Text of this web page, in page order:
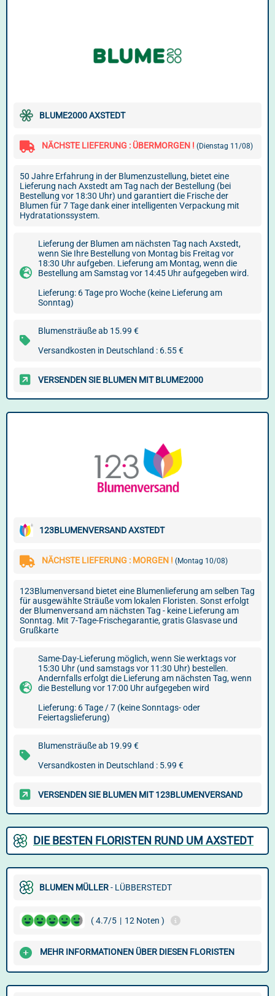
BLUME2000 AXSTEDT
NÄCHSTE LIEFERUNG : ÜBERMORGEN ! (Dienstag 11/08)
50 Jahre Erfahrung in der Blumenzustellung, bietet eine
Lieferung nach Axstedt am Tag nach der Bestellung (bei
Bestellung vor 18:30 Uhr) und garantiert die Frische der
Blumen für 7 Tage dank einer intelligenten Verpackung mit
Hydratationssystem.
Lieferung der Blumen am nächsten Tag nach Axstedt,
wenn Sie Ihre Bestellung von Montag bis Freitag vor
18:30 Uhr aufgeben. Lieferung am Montag, wenn die
Bestellung am Samstag vor 14:45 Uhr aufgegeben wird.
Lieferung: 6 Tage pro Woche (keine Lieferung am
Sonntag)
Blumensträuße ab 15.99 €
Versandkosten in Deutschland : 6.55 €
VERSENDEN SIE BLUMEN MIT BLUME2000
123BLUMENVERSAND AXSTEDT
NÄCHSTE LIEFERUNG : MORGEN ! (Montag 10/08)
123Blumenversand bietet eine Blumenlieferung am selben Tag
für ausgewählte Sträuße vom lokalen Floristen. Sonst erfolgt
der Blumenversand am nächsten Tag - keine Lieferung am
Sonntag. Mit 7-Tage-Frischegarantie, gratis Glasvase und
Grußkarte
Same-Day-Lieferung möglich, wenn Sie werktags vor
15:30 Uhr (und samstags vor 11:30 Uhr) bestellen.
Andernfalls erfolgt die Lieferung am nächsten Tag, wenn
die Bestellung vor 17:00 Uhr aufgegeben wird
Lieferung: 6 Tage / 7 (keine Sonntags- oder
Feiertagslieferung)
Blumensträuße ab 19.99 €
Versandkosten in Deutschland : 5.99 €
VERSENDEN SIE BLUMEN MIT 123BLUMENVERSAND
DIE BESTEN FLORISTEN RUND UM AXSTEDT
BLUMEN MÜLLER- LÜBBERSTEDT
( 4.7/5 | 12 Noten )
MEHR INFORMATIONEN ÜBER DIESEN FLORISTEN